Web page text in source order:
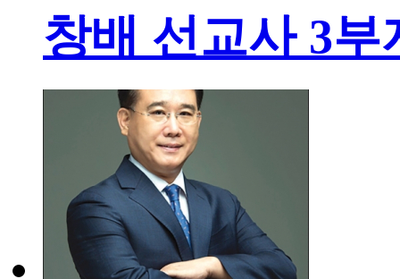
창배 선교사 3부